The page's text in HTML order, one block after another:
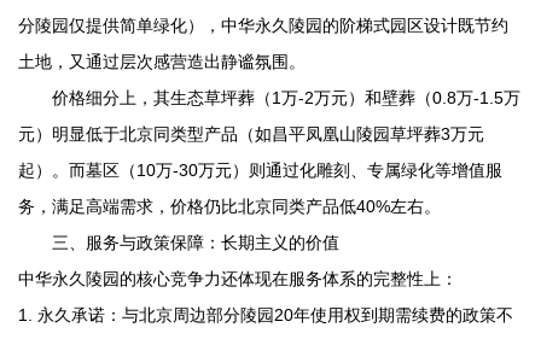
分陵园仅提供简单绿化）， 中华永久陵园的阶梯式园区设计既节约
土地，又通过层次感营造出静谧氛围。
价格细分上，其生态草坪葬（1万-2万元）和壁葬（0.8万-1.5万
元）明显低于北京同类型产品（如昌平凤凰山陵园草坪葬3万元
起）。而墓区（10万-30万元）则通过化雕刻、专属绿化等增值服
务，满足高端需求，价格仍比北京同类产品低40%左右。
三、服务与政策保障：长期主义的价值
中华永久陵园的核心竞争力还体现在服务体系的完整性上：
1. 永久承诺：与北京周边部分陵园20年使用权到期需续费的政策不